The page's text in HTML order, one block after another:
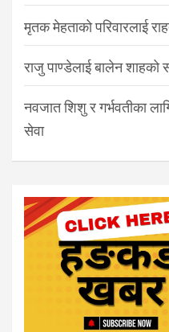
मृतक मेहताको परिवारलाई
राजु पाण्डेलाई बालेन शाहको
नवजात शिशु र गर्भवतीका
सेवा